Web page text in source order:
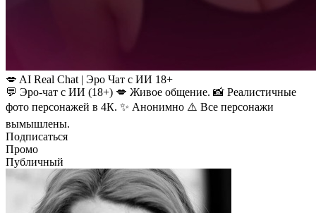
💋 AI Real Chat | Эро Чат с ИИ 18+
💬 Эро-чат с ИИ (18+) 💋 Живое общение. 📸 Реалистичные
фото персонажей в 4К. ✨ Анонимно ⚠️ Все персонажи
вымышлены.
Подписаться
Промо
Публичный